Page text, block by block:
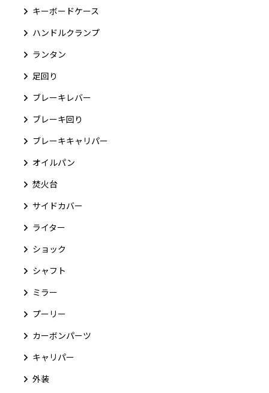
キーボードケース
ハンドルクランプ
ランタン
足回り
ブレーキレバー
ブレーキ回り
ブレーキキャリパー
オイルパン
焚火台
サイドカバー
ライター
ショック
シャフト
ミラー
プーリー
カーボンパーツ
キャリパー
外装